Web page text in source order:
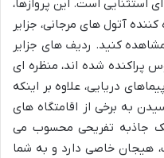
استثنایی است. این پروازها،
آتول های مرجانی، جزایر
کنید. ردیف های جزایر
پراکنده شده اند، منظره ای
دریایی، علاوه بر اینکه
به برخی از اقامتگاه های
یک جاذبه تفریحی محسوب می
هیجان خاصی دارد و به شما